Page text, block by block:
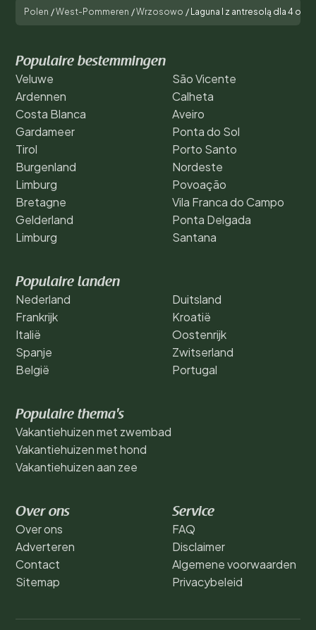
Polen /West-Pommeren /Wrzosowo / Laguna I z antresolą dla 4
Populaire bestemmingen
Veluwe
Ardennen
Costa Blanca
Gardameer
Tirol
Burgenland
Limburg
Bretagne
Gelderland
Limburg
São Vicente
Calheta
Aveiro
Ponta do Sol
Porto Santo
Nordeste
Povoação
Vila Franca do Campo
Ponta Delgada
Santana
Populaire landen
Nederland
Frankrijk
Italië
Spanje
België
Duitsland
Kroatië
Oostenrijk
Zwitserland
Portugal
Populaire thema's
Vakantiehuizen met zwembad
Vakantiehuizen met hond
Vakantiehuizen aan zee
Over ons
Over ons
Adverteren
Contact
Sitemap
Service
FAQ
Disclaimer
Algemene voorwaarden
Privacybeleid